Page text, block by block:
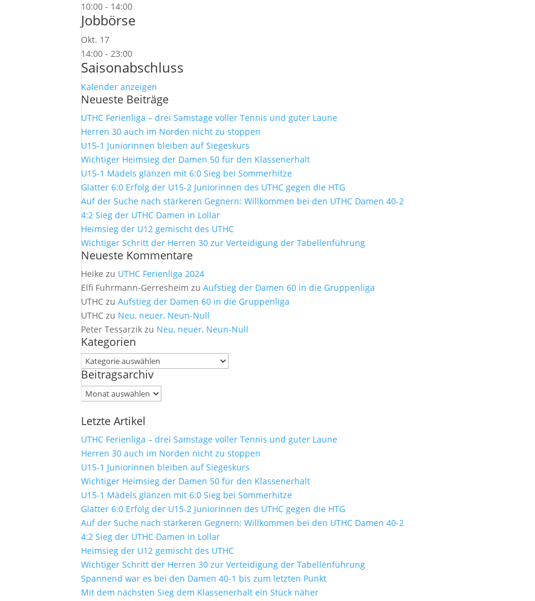
10:00 - 14:00
Jobbörse
Okt. 17
14:00 -23:00
Saisonabschluss
Kalender anzeigen
Neueste Beiträge
UTHC Ferienliga – drei Samstage voller Tennis und guter Laune
Herren 30 auch im Norden nicht zu stoppen
U15-1 Juniorinnen bleiben auf Siegeskurs
Wichtiger Heimsieg der Damen 50 für den Klassenerhalt
U15-1 Mädels glänzen mit 6:0 Sieg bei Sommerhitze
Glatter 6:0 Erfolg der U15-2 Juniorinnen des UTHC gegen die HTG
Auf der Suche nach stärkeren Gegnern: Willkommen bei den UTHC Damen 40-2
4:2 Sieg der UTHC Damen in Lollar
Heimsieg der U12 gemischt des UTHC
Wichtiger Schritt der Herren 30 zur Verteidigung der Tabellenführung
Neueste Kommentare
Heike zu UTHC Ferienliga 2024
Elfi Fuhrmann-Gerresheim zuAufstieg der Damen 60 in die Gruppenliga
UTHC zuAufstieg der Damen 60 in die Gruppenliga
UTHC zu Neu, neuer, Neun-Null
Peter Tessarzik zu Neu, neuer, Neun-Null
Kategorien
Kategorien
Beitragsarchiv
Beitragsarchiv
Letzte Artikel
UTHC Ferienliga – drei Samstage voller Tennis und guter Laune
Herren 30 auch im Norden nicht zu stoppen
U15-1 Juniorinnen bleiben auf Siegeskurs
Wichtiger Heimsieg der Damen 50 für den Klassenerhalt
U15-1 Mädels glänzen mit 6:0 Sieg bei Sommerhitze
Glatter 6:0 Erfolg der U15-2 Juniorinnen des UTHC gegen die HTG
Auf der Suche nach stärkeren Gegnern: Willkommen bei den UTHC Damen 40-2
4:2 Sieg der UTHC Damen in Lollar
Heimsieg der U12 gemischt des UTHC
Wichtiger Schritt der Herren 30 zur Verteidigung der Tabellenführung
Spannend war es bei den Damen 40-1 bis zum letzten Punkt
Mit dem nächsten Sieg dem Klassenerhalt ein Stück näher